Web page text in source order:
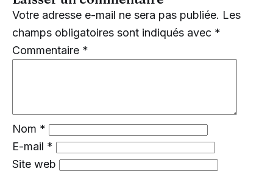
Votre adresse e-mail ne sera pas publiée. Les
champs obligatoires sont indiqués avec *
Commentaire *
Nom *
E-mail *
Site web